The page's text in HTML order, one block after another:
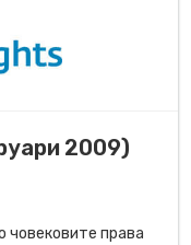
2009)
човековите права